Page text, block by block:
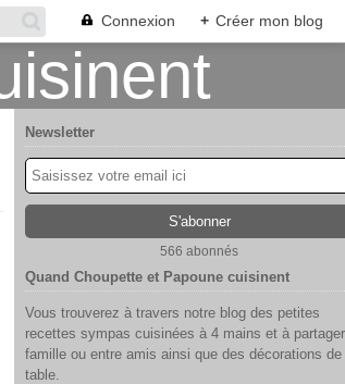
Connexion + Créer mon blog
Newsletter
566 abonnés
Quand Choupette et Papoune cuisinent
Vous trouverez à travers notre blog des petites
recettes sympas cuisinées à 4 mains et à
famille ou entre amis ainsi que des décorations de
table.